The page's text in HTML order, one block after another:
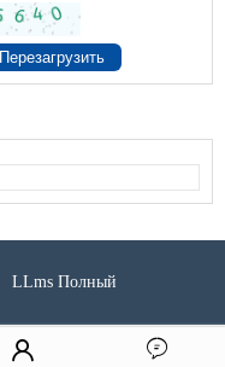
Перезагрузить
LLms Полный